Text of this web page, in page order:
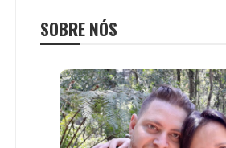
SOBRE NÓS